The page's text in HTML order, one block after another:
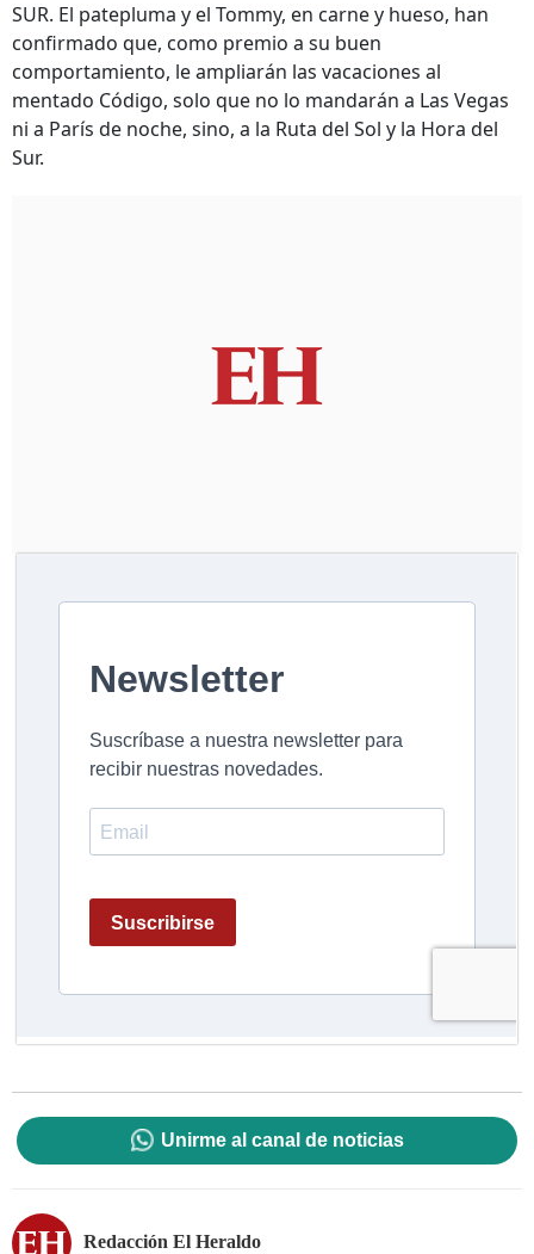
SUR. El patepluma y el Tommy, en carne y hueso, han
confirmado que, como premio a su buen
comportamiento, le ampliarán las vacaciones al
mentado Código, solo que no lo mandarán a Las Vegas
ni a París de noche, sino, a la Ruta del Sol y la Hora del
Sur.
Unirme al canal de noticias
Redacción El Heraldo